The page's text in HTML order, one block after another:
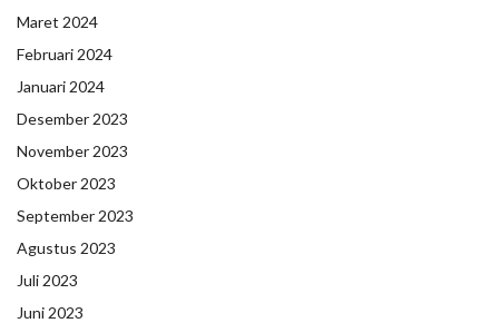
Maret 2024
Februari 2024
Januari 2024
Desember 2023
November 2023
Oktober 2023
September 2023
Agustus 2023
Juli 2023
Juni 2023